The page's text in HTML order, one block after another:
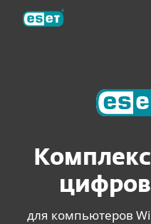
для компьютеров
ESET